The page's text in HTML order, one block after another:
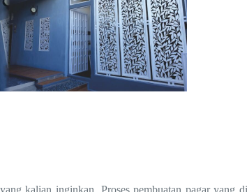
kalian inginkan. Proses pembuatan pagar yang